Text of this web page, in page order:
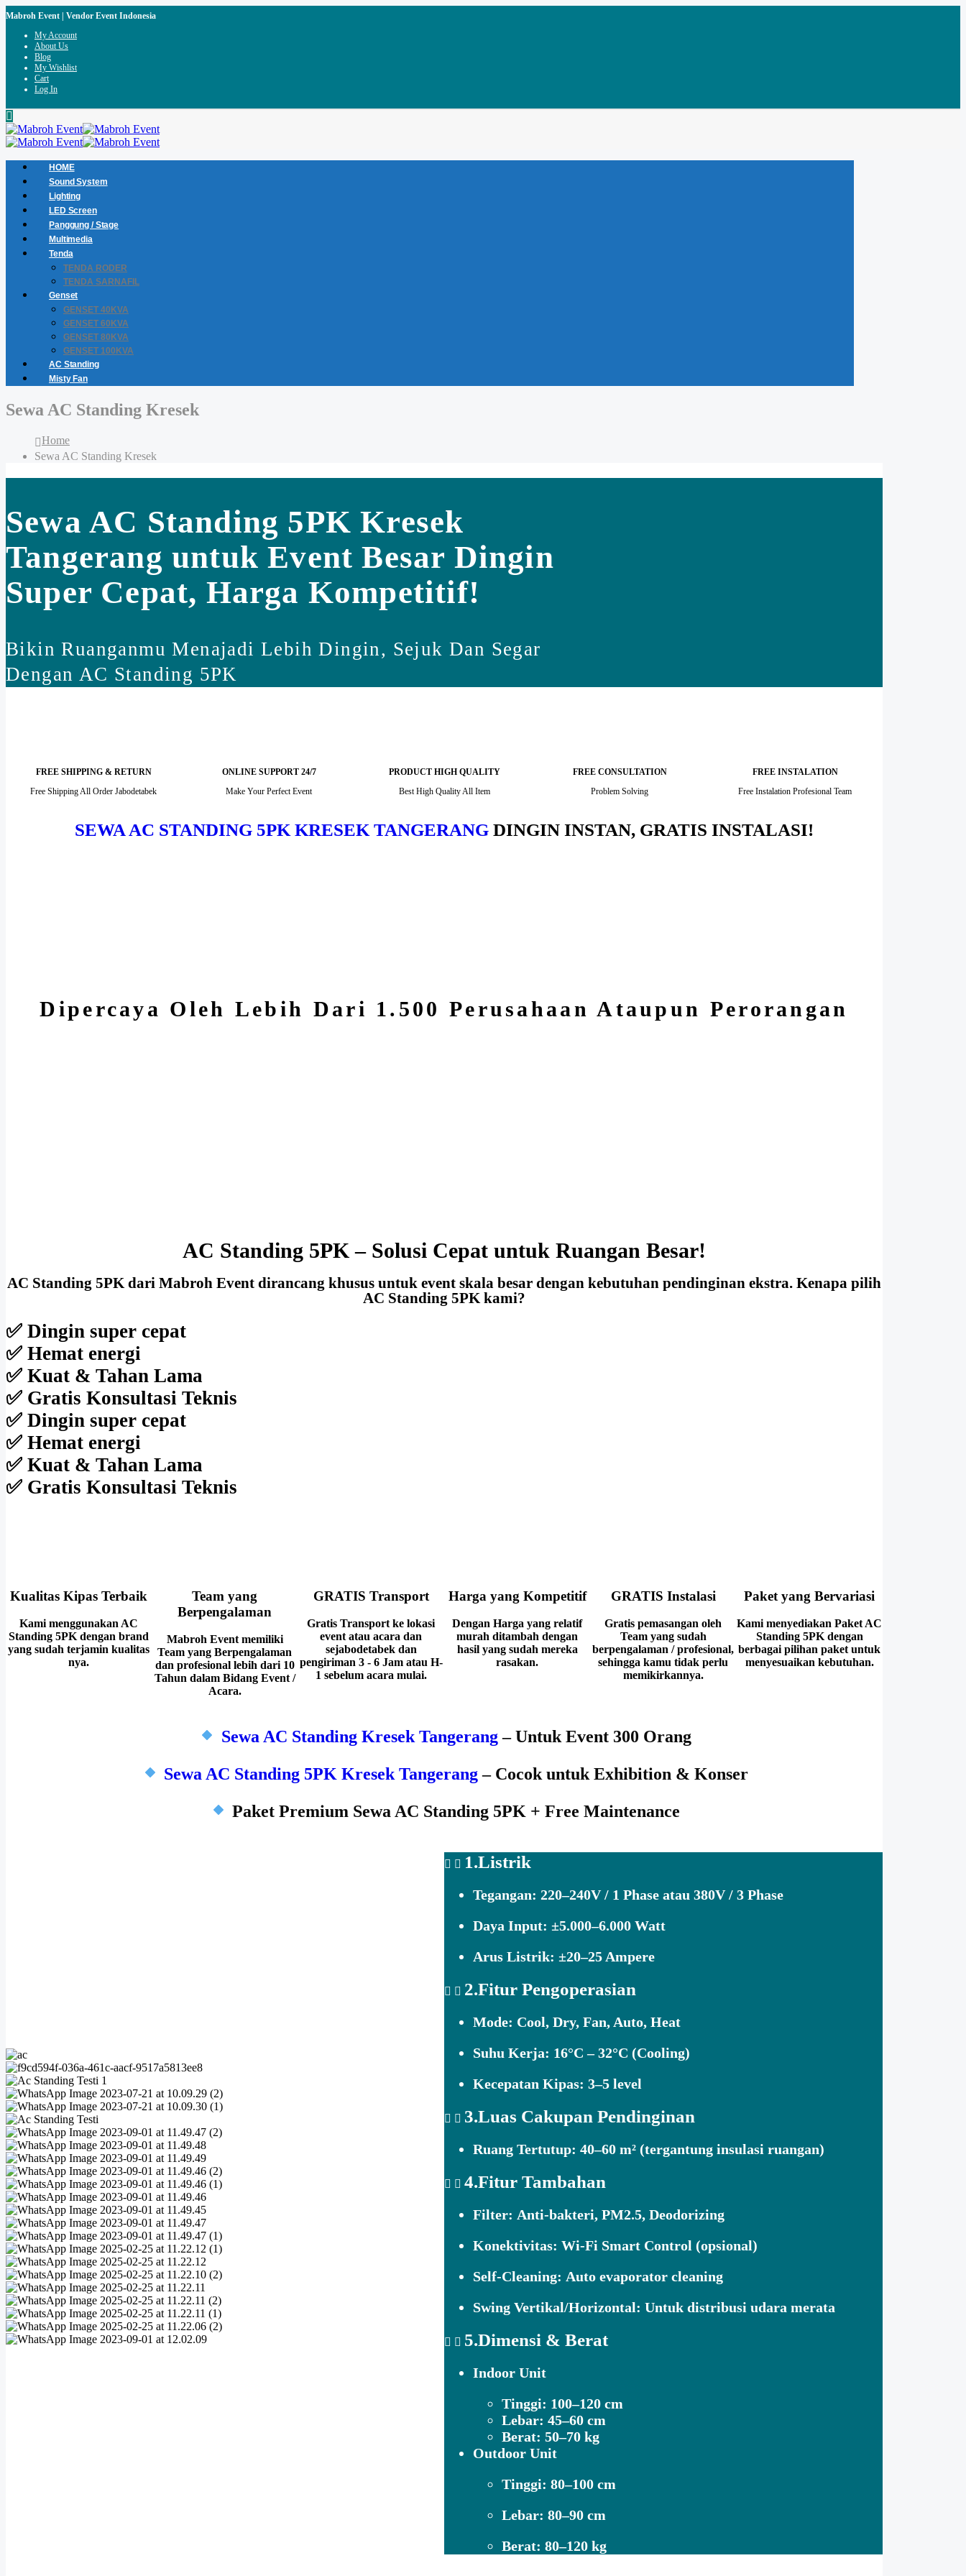
Mabroh Event | Vendor Event Indonesia
My Account
About Us
Blog
My Wishlist
Cart
Log In
HOME
Sound System
Lighting
LED Screen
Panggung / Stage
Multimedia
Tenda
TENDA RODER
TENDA SARNAFIL
Genset
GENSET 40KVA
GENSET 60KVA
GENSET 80KVA
GENSET 100KVA
AC Standing
Misty Fan
Sewa AC Standing Kresek
Home
Sewa AC Standing Kresek
Sewa AC Standing 5PK Kresek
Tangerang untuk Event Besar Dingin
Super Cepat, Harga Kompetitif!
Bikin Ruanganmu Menajadi Lebih Dingin, Sejuk Dan Segar
Dengan AC Standing 5PK
FREE SHIPPING & RETURN
Free Shipping All Order Jabodetabek
ONLINE SUPPORT 24/7
Make Your Perfect Event
PRODUCT HIGH QUALITY
Best High Quality All Item
FREE CONSULTATION
Problem Solving
FREE INSTALATION
Free Instalation Profesional Team
SEWA AC STANDING 5PK KRESEK TANGERANG DINGIN INSTAN, GRATIS INSTALASI!
Dipercaya Oleh Lebih Dari 1.500 Perusahaan Ataupun Perorangan
AC Standing 5PK – Solusi Cepat untuk Ruangan Besar!
AC Standing 5PK dari Mabroh Event dirancang khusus untuk event skala besar dengan kebutuhan pendinginan ekstra. Kenapa pilih
AC Standing 5PK kami?
✅ Dingin super cepat
✅ Hemat energi
✅ Kuat & Tahan Lama
✅ Gratis Konsultasi Teknis
✅ Dingin super cepat
✅ Hemat energi
✅ Kuat & Tahan Lama
✅ Gratis Konsultasi Teknis
Kualitas Kipas Terbaik
Kami menggunakan AC
Standing 5PK dengan brand
yang sudah terjamin kualitas
nya.
Team yang
Berpengalaman
Mabroh Event memiliki
Team yang Berpengalaman
dan profesional lebih dari 10
Tahun dalam Bidang Event /
Acara.
GRATIS Transport
Gratis Transport ke lokasi
event atau acara dan
sejabodetabek dan
pengiriman 3 - 6 Jam atau H-
1 sebelum acara mulai.
Harga yang Kompetitif
Dengan Harga yang relatif
murah ditambah dengan
hasil yang sudah mereka
rasakan.
GRATIS Instalasi
Gratis pemasangan oleh
Team yang sudah
berpengalaman / profesional,
sehingga kamu tidak perlu
memikirkannya.
Paket yang Bervariasi
Kami menyediakan Paket AC
Standing 5PK dengan
berbagai pilihan paket untuk
menyesuaikan kebutuhan.
Sewa AC Standing Kresek Tangerang– Untuk Event 300 Orang
Sewa AC Standing 5PK Kresek Tangerang– Cocok untuk Exhibition & Konser
Paket Premium Sewa AC Standing 5PK + Free Maintenance
1.Listrik
Tegangan: 220–240V / 1 Phase atau 380V / 3 Phase
Daya Input: ±5.000–6.000 Watt
Arus Listrik: ±20–25 Ampere
2.Fitur Pengoperasian
Mode: Cool, Dry, Fan, Auto, Heat
Suhu Kerja: 16°C – 32°C (Cooling)
Kecepatan Kipas: 3–5 level
3.Luas Cakupan Pendinginan
Ruang Tertutup: 40–60 m² (tergantung insulasi ruangan)
4.Fitur Tambahan
Filter: Anti-bakteri, PM2.5, Deodorizing
Konektivitas: Wi-Fi Smart Control (opsional)
Self-Cleaning: Auto evaporator cleaning
Swing Vertikal/Horizontal: Untuk distribusi udara merata
5.Dimensi & Berat
Indoor Unit
Tinggi: 100–120 cm
Lebar: 45–60 cm
Berat: 50–70 kg
Outdoor Unit
Tinggi: 80–100 cm
Lebar: 80–90 cm
Berat: 80–120 kg